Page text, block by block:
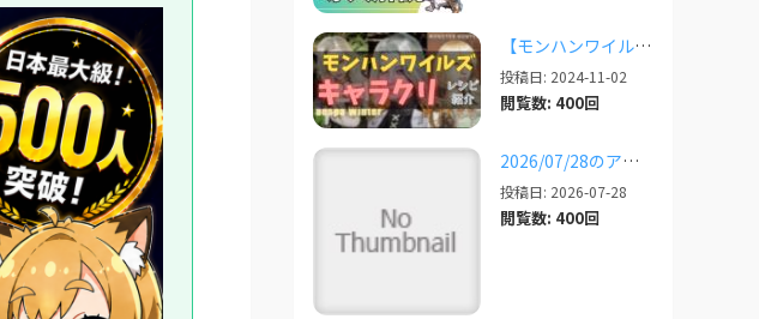
【モンハンワイルズ】美人・かわいいキャラクリレシピまとめ＋その他オススメの設定など
投稿日: 2024-11-02
閲覧数: 400回
2026/07/28のアプデ対応状況
投稿日: 2026-07-28
閲覧数: 400回